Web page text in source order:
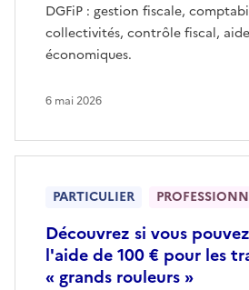
DGFiP : gestion fiscale,
collectivités, contrôle fiscal,
économiques.
6 mai 2026
Découvrez si vous
l'aide de 100 € pour les
« grands rouleurs »
PARTICULIER